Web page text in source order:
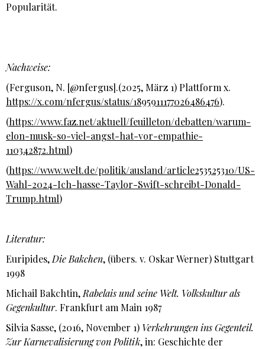
Popularität.
Nachweise:
(Ferguson, N. [@nfergus].(2025, März 1) Plattform x.
https://x.com/nfergus/status/1895911177026486476).
(https://www.faz.net/aktuell/feuilleton/debatten/warum-
elon-musk-so-viel-angst-hat-vor-empathie-
110342872.html)
(https://www.welt.de/politik/ausland/article253525310/US-
Wahl-2024-Ich-hasse-Taylor-Swift-schreibt-Donald-
Trump.html)
Literatur:
Euripides,Die Bakchen, (übers. v. Oskar Werner) Stuttgart
1998
Michail Bakchtin,Rabelais und seine Welt. Volkskultur als
Gegenkultur. Frankfurt am Main 1987
Silvia Sasse, (2016, November 1) Verkehrungen ins Gegenteil.
Zur Karnevalisierung von Politik, in: Geschichte der